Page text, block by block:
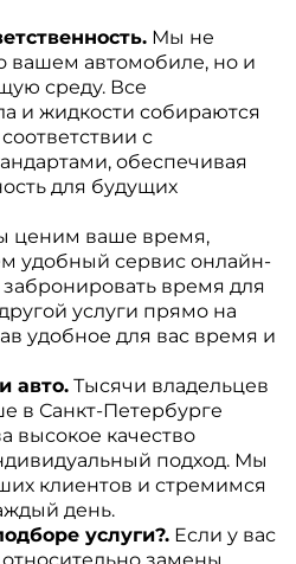
Мы не
вашем автомобиле, но и
среду. Все
и жидкости собираются
с
обеспечивая
для будущих
ваше время,
удобный сервис онлайн-
время для
услуги прямо на
удобное для вас время и
авто.Тысячи владельцев
в Санкт-Петербурге
высокое качество
подход. Мы
клиентов и стремимся
день.
услуги?.Если у вас